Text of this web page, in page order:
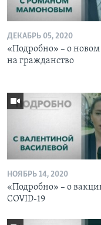
ДЕКАБРЬ 05, 2020
«Подробно» – о новом
на гражданство
НОЯБРЬ 14, 2020
«Подробно» – о
COVID-19